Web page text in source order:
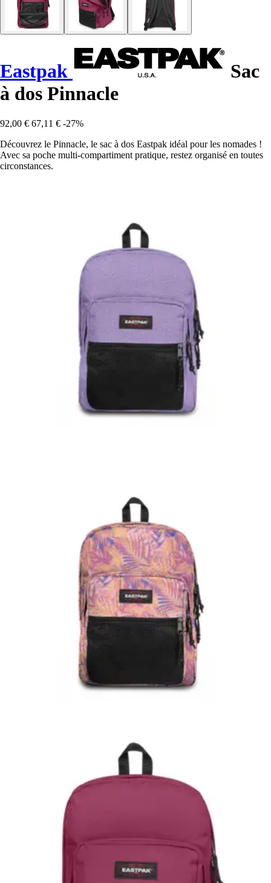
Eastpak
Sac
à dos Pinnacle
92,00 € 67,11 € -27%
Découvrez le Pinnacle, le sac à dos Eastpak idéal pour les nomades !
Avec sa poche multi-compartiment pratique, restez organisé en toutes
circonstances.